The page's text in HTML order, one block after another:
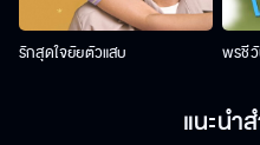
รักสุดใจยัยตัวแสบ พรชี
แนะนำ